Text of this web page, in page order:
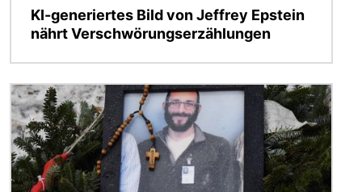
KI-generiertes Bild von Jeffrey Epstein
nährt Verschwörungserzählungen
Bild